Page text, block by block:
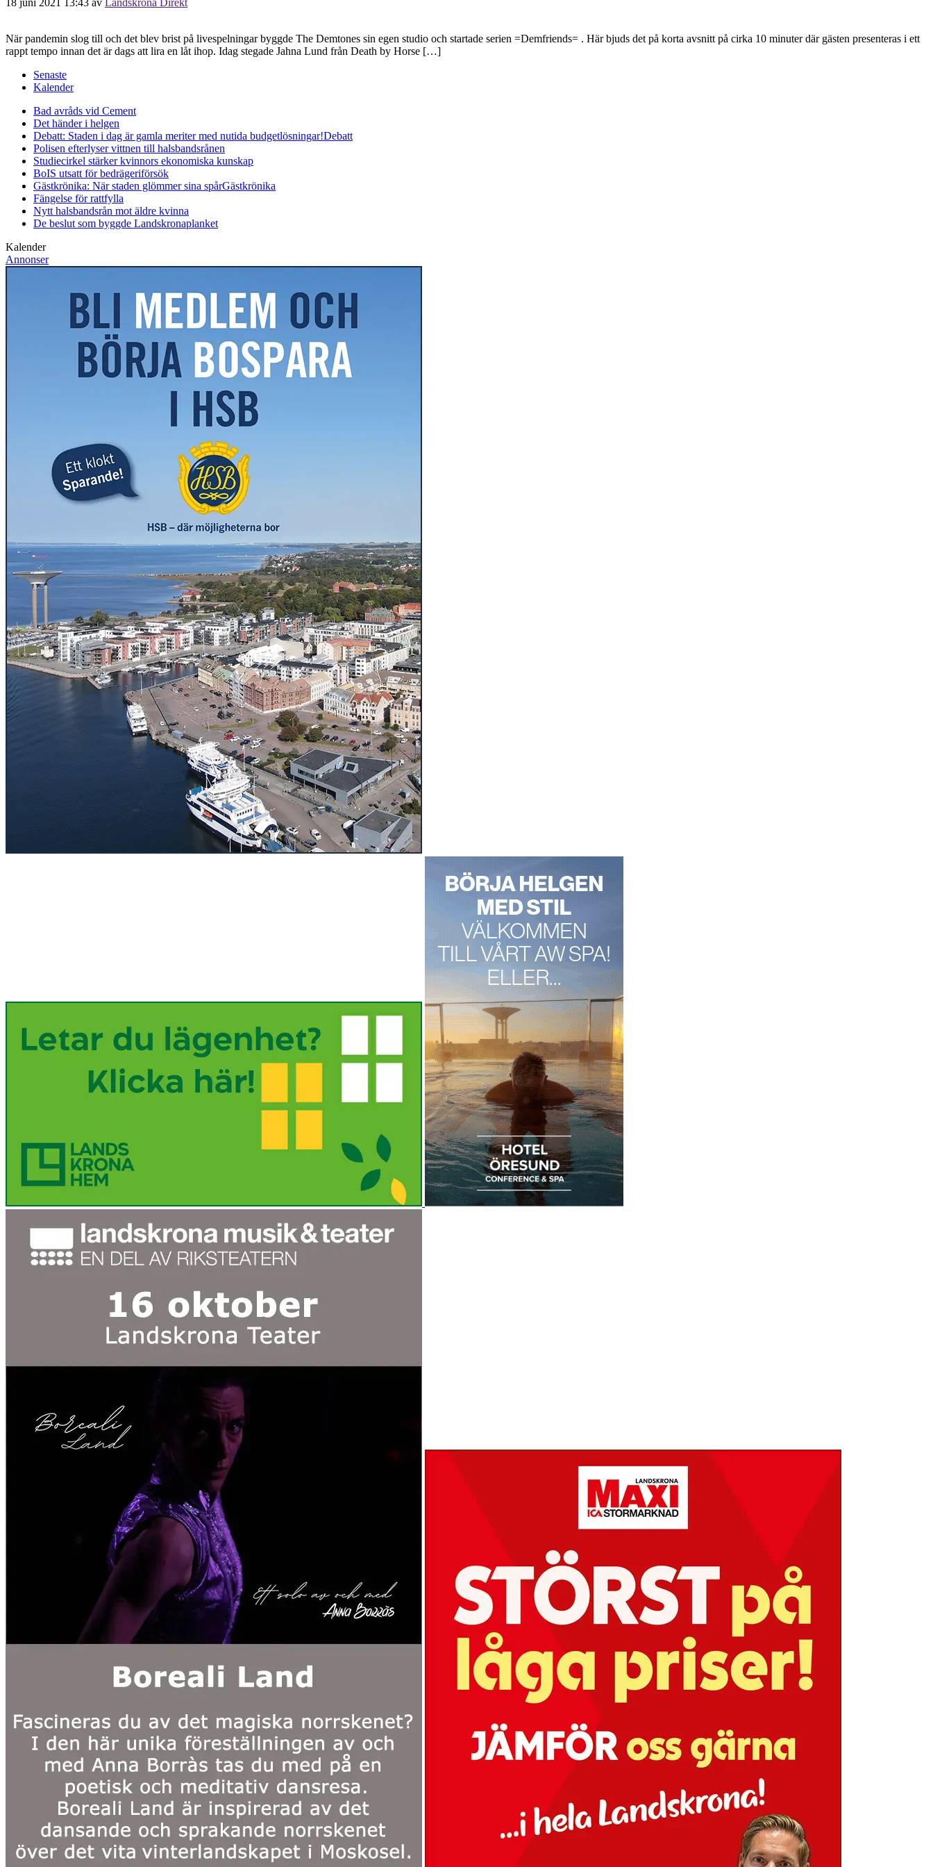
När pandemin slog till och det blev brist på livespelningar byggde The Demtones sin egen studio och startade serien =Demfriends= . Här bjuds det på korta avsnitt på cirka 10 minuter där gästen presenteras i ett
rappt tempo innan det är dags att lira en låt ihop. Idag stegade Jahna Lund från Death by Horse […]
Senaste
Kalender
Bad avråds vid Cement
Det händer i helgen
Debatt: Staden i dag är gamla meriter med nutida budgetlösningar!Debatt
Polisen efterlyser vittnen till halsbandsrånen
Studiecirkel stärker kvinnors ekonomiska kunskap
BoIS utsatt för bedrägeriförsök
Gästkrönika: När staden glömmer sina spårGästkrönika
Fängelse för rattfylla
Nytt halsbandsrån mot äldre kvinna
De beslut som byggde Landskronaplanket
Kalender
Annonser